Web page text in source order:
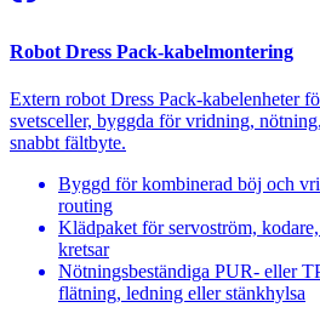
Robot Dress Pack-kabelmontering
Extern robot Dress Pack-kabelenheter
svetsceller, byggda för vridning,
snabbt fältbyte.
Byggd för kombinerad böj och
routing
Klädpaket för servoström,
kretsar
Nötningsbeständiga PUR- eller
flätning, ledning eller stänkhylsa